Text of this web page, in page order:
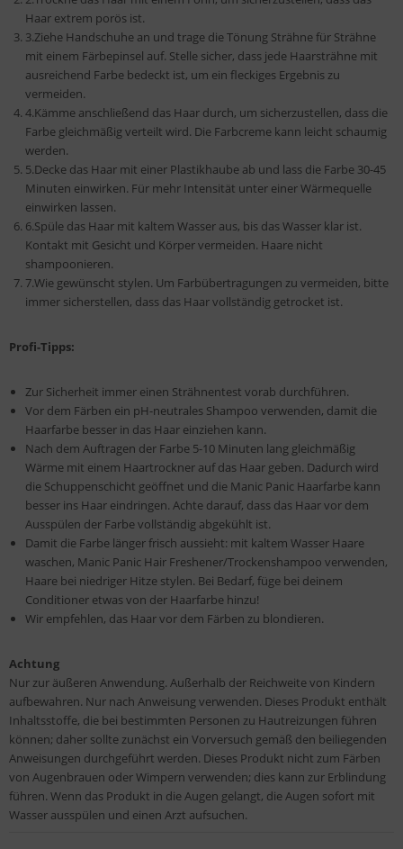
Haar extrem porös ist.
3.Ziehe Handschuhe an und trage die Tönung Strähne für Strähne
mit einem Färbepinsel auf. Stelle sicher, dass jede Haarsträhne mit
ausreichend Farbe bedeckt ist, um ein fleckiges Ergebnis zu
vermeiden.
4.Kämme anschließend das Haar durch, um sicherzustellen, dass die
Farbe gleichmäßig verteilt wird. Die Farbcreme kann leicht schaumig
werden.
5.Decke das Haar mit einer Plastikhaube ab und lass die Farbe 30-45
Minuten einwirken. Für mehr Intensität unter einer Wärmequelle
einwirken lassen.
6.Spüle das Haar mit kaltem Wasser aus, bis das Wasser klar ist.
Kontakt mit Gesicht und Körper vermeiden. Haare nicht
shampoonieren.
7.Wie gewünscht stylen. Um Farbübertragungen zu vermeiden, bitte
immer sicherstellen, dass das Haar vollständig getrocket ist.
Profi-Tipps:
Zur Sicherheit immer einen Strähnentest vorab durchführen.
Vor dem Färben ein pH-neutrales Shampoo verwenden, damit die
Haarfarbe besser in das Haar einziehen kann.
Nach dem Auftragen der Farbe 5-10 Minuten lang gleichmäßig
Wärme mit einem Haartrockner auf das Haar geben. Dadurch wird
die Schuppenschicht geöffnet und die Manic Panic Haarfarbe kann
besser ins Haar eindringen. Achte darauf, dass das Haar vor dem
Ausspülen der Farbe vollständig abgekühlt ist.
Damit die Farbe länger frisch aussieht: mit kaltem Wasser Haare
waschen, Manic Panic Hair Freshener/Trockenshampoo verwenden,
Haare bei niedriger Hitze stylen. Bei Bedarf, füge bei deinem
Conditioner etwas von der Haarfarbe hinzu!
Wir empfehlen, das Haar vor dem Färben zu blondieren.
Achtung
Nur zur äußeren Anwendung. Außerhalb der Reichweite von Kindern
aufbewahren. Nur nach Anweisung verwenden. Dieses Produkt enthält
Inhaltsstoffe, die bei bestimmten Personen zu Hautreizungen führen
können; daher sollte zunächst ein Vorversuch gemäß den beiliegenden
Anweisungen durchgeführt werden. Dieses Produkt nicht zum Färben
von Augenbrauen oder Wimpern verwenden; dies kann zur Erblindung
führen. Wenn das Produkt in die Augen gelangt, die Augen sofort mit
Wasser ausspülen und einen Arzt aufsuchen.